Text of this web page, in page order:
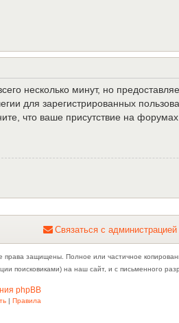
несколько минут, но
для зарегистрированных
что ваше присутствие на
Связаться с администрацией
защищены. Полное или частичное
поисковиками) на наш сайт, и с письменного
phpBB
| Правила